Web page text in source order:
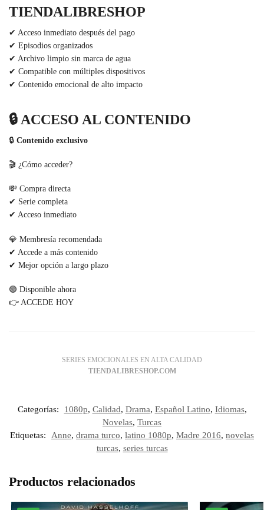
TIENDALIBRESHOP
✔ Acceso inmediato después del pago
✔ Episodios organizados
✔ Archivo limpio sin marca de agua
✔ Compatible con múltiples dispositivos
✔ Contenido emocional de alto impacto
🔒 ACCESO AL CONTENIDO
🔒 Contenido exclusivo
🎬 ¿Cómo acceder?
💸 Compra directa
✔ Serie completa
✔ Acceso inmediato
💎 Membresía recomendada
✔ Accede a más contenido
✔ Mejor opción a largo plazo
🟢 Disponible ahora
👉 ACCEDE HOY
SERIES EMOCIONALES EN ALTA CALIDAD
TIENDALIBRESHOP.COM
Categorías: 1080p, Calidad, Drama, Español Latino, Idiomas,
Novelas, Turcas
Etiquetas:
Anne, drama turco, latino 1080p, Madre 2016, novelas
turcas, series turcas
Productos relacionados